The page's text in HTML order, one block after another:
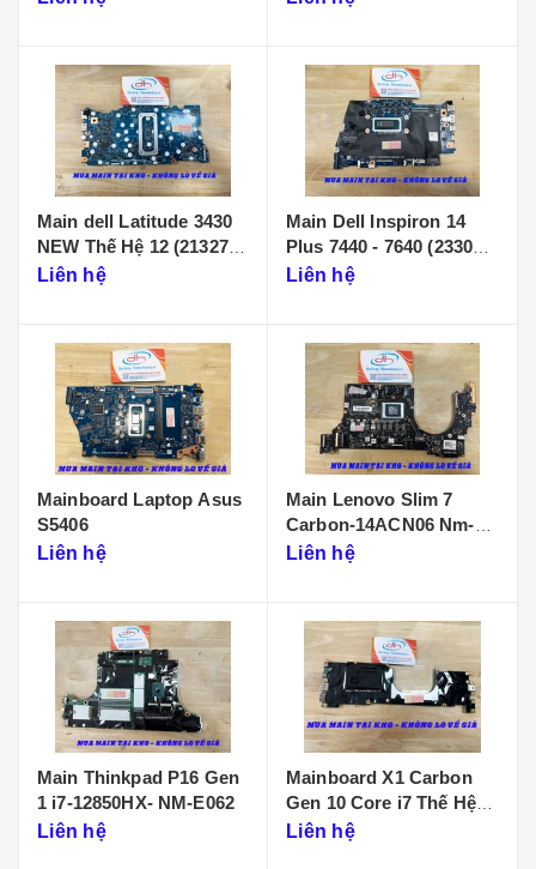
Main dell Latitude 3430
NEW Thế Hệ 12 (213274-
1)
Liên hệ
Main Dell Inspiron 14
Plus 7440 - 7640 (233086-
1)
Liên hệ
Mainboard Laptop Asus
S5406
Liên hệ
Main Lenovo Slim 7
Carbon-14ACN06 Nm-
D901
Liên hệ
Main Thinkpad P16 Gen
1 i7-12850HX- NM-E062
Liên hệ
Mainboard X1 Carbon
Gen 10 Core i7 Thế Hệ
12 - NM-D961
Liên hệ